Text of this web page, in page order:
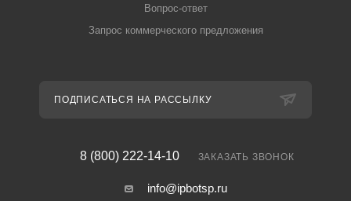
Вопрос-ответ
Запрос коммерческого предложения
ПОДПИСАТЬСЯ НА РАССЫЛКУ
8 (800) 222-14-10 ЗАКАЗАТЬ ЗВОНОК
info@ipbotsp.ru